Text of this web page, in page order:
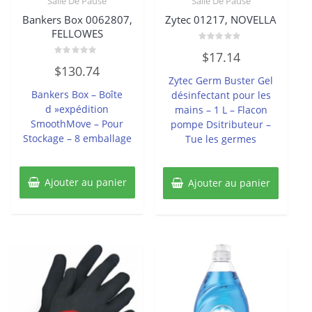
Bankers Box 0062807,
FELLOWES
0
sur
$130.74
Bankers Box – Boîte
d »expédition
SmoothMove – Pour
Stockage – 8 emballage
Ajouter au panier
Zytec 01217, NOVELLA
0
sur
$17.14
Zytec Germ Buster Gel
désinfectant pour les
mains – 1 L – Flacon
pompe Dsitributeur –
Tue les germes
Ajouter au panier